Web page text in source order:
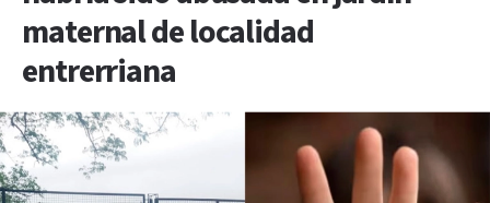
maternal de localidad
entrerriana